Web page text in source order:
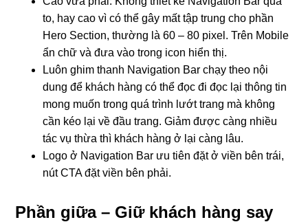
to, hay cao vì có thể gây mất tập trung cho phần
Hero Section, thường là 60 – 80 pixel. Trên Mobile
ẩn chữ và đưa vào trong icon hiển thị.
Luôn ghim thanh Navigation Bar chạy theo nội
dung để khách hàng có thể đọc đi đọc lại thông tin
mong muốn trong quá trình lướt trang mà không
cần kéo lại về đầu trang. Giảm được càng nhiều
tác vụ thừa thì khách hàng ở lại càng lâu.
Logo ở Navigation Bar ưu tiên đặt ở viền bên trái,
nút CTA đặt viền bên phải.
Phần giữa – Giữ khách hàng say